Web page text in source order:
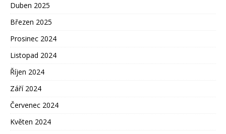
Duben 2025
Březen 2025
Prosinec 2024
Listopad 2024
Říjen 2024
Září 2024
Červenec 2024
Květen 2024